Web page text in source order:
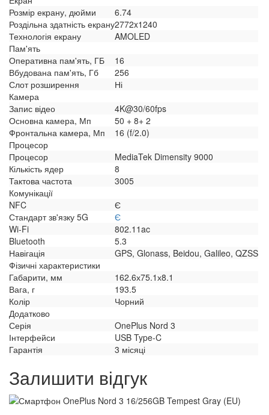
Розмір екрану, дюйми
6.74
Роздільна здатність екрану2772x1240
Технологія екрану
AMOLED
Пам'ять
Оперативна пам'ять, ГБ
16
Вбудована пам'ять, Гб
256
Слот розширення
Ні
Камера
Запис відео
4K@30/60fps
Основна камера, Мп
50 + 8+ 2
Фронтальна камера, Мп
16 (f/2.0)
Процесор
Процесор
MediaTek Dimensity 9000
Кількість ядер
8
Тактова частота
3005
Комунікації
NFC
Є
Стандарт зв'язку 5G
Є
Wi-Fi
802.11ac
Bluetooth
5.3
Навігація
GPS, Glonass, Beidou, Galileo, QZSS
Фізичні характеристики
Габарити, мм
162.6х75.1х8.1
Вага, г
193.5
Колір
Чорний
Додатково
Серія
OnePlus Nord 3
Інтерфейси
USB Type-C
Гарантія
3 місяці
Залишити відгук